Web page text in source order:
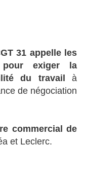
31 appelle les
exiger la
du travail
à
de négociation
commercial de
et Leclerc.